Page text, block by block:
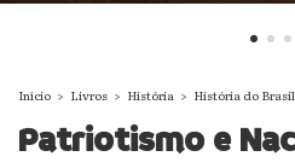
Início > Livros > História > História do Brasil
Patriotismo e